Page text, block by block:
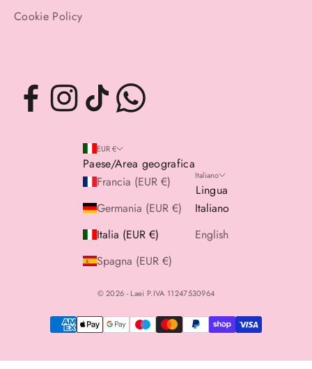
Cookie Policy
EUR €
Paese/Area geografica
Francia (EUR €)
Germania (EUR €)
Italia (EUR €)
Spagna (EUR €)
Italiano
Lingua
Italiano
English
© 2026 - Laei P.IVA 11247530964